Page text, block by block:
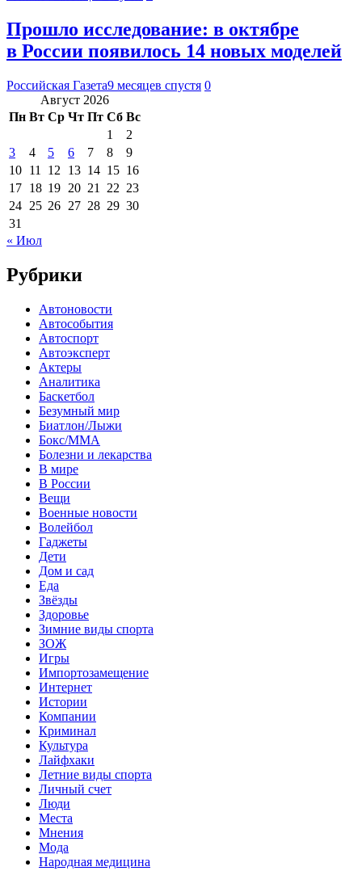
Прошло исследование: в октябре
в России появилось 14 новых моделей
Российская Газета9 месяцев спустя 0
Август 2026
Пн Вт Ср Чт Пт Сб Вс
1
2
3
4 5 6 7 8
9
10 11 12 13 14 15 16
17 18 19 20 21 22 23
24 25 26 27 28 29 30
31
« Июл
Рубрики
Автоновости
Автособытия
Автоспорт
Автоэксперт
Актеры
Аналитика
Баскетбол
Безумный мир
Биатлон/Лыжи
Бокс/MMA
Болезни и лекарства
В мире
В России
Вещи
Военные новости
Волейбол
Гаджеты
Дети
Дом и сад
Еда
Звёзды
Здоровье
Зимние виды спорта
ЗОЖ
Игры
Импортозамещение
Интернет
Истории
Компании
Криминал
Культура
Лайфхаки
Летние виды спорта
Личный счет
Люди
Места
Мнения
Мода
Народная медицина